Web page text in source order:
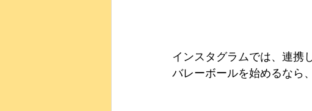
インスタグラムでは、連携
バレーボールを始めるなら